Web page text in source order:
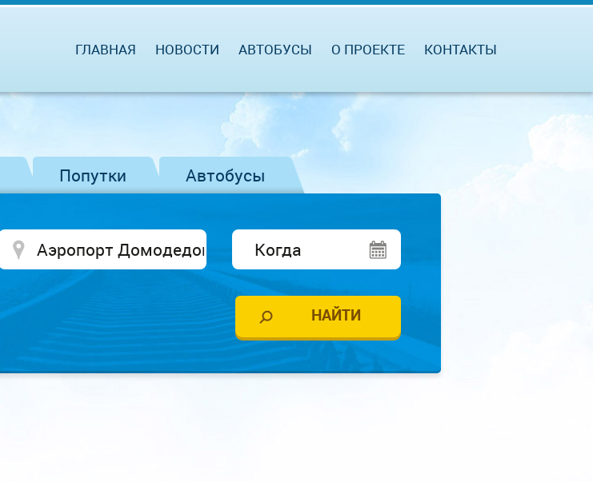
ГЛАВНАЯ НОВОСТИ АВТОБУСЫ О ПРОЕКТЕ КОНТАКТЫ
Попутки Автобусы